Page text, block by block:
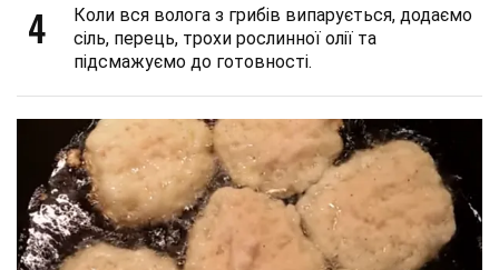
4
Коли вся волога з грибів випарується, додаємо
сіль, перець, трохи рослинної олії та
підсмажуємо до готовності.